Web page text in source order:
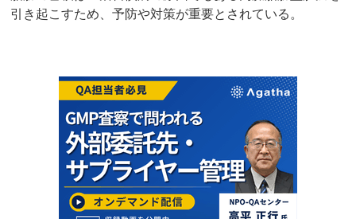
引き起こすため、予防や対策が重要とされている。